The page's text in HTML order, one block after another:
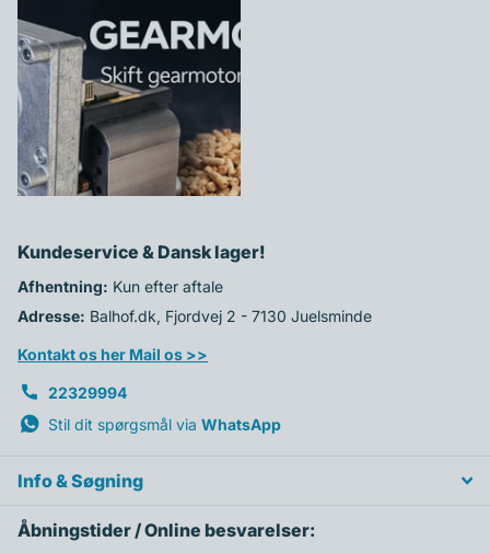
GEARMOTOR TIL
EXTRAFLAME PILLEOVN - SE
MODELLER
999,00 kr
Kundeservice & Dansk lager!
Afhentning: Kun efter aftale
Adresse: Balhof.dk, Fjordvej 2 - 7130 Juelsminde
Kontakt os her Mail os >>
22329994
Stil dit spørgsmål via WhatsApp
Info & Søgning
Åbningstider / Online besvarelser: